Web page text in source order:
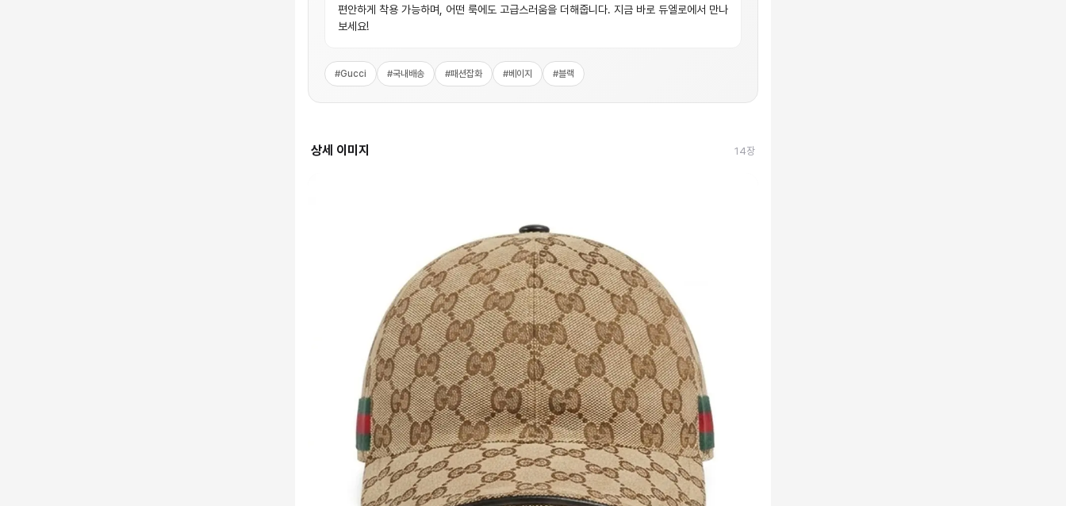
편안하게 착용 가능하며, 어떤 룩에도 고급스러움을 더해줍니다. 지금 바로 듀엘로에서 만나
보세요!
#Gucci #국내배송 #패션잡화 #베이지 #블랙
상세 이미지 14장